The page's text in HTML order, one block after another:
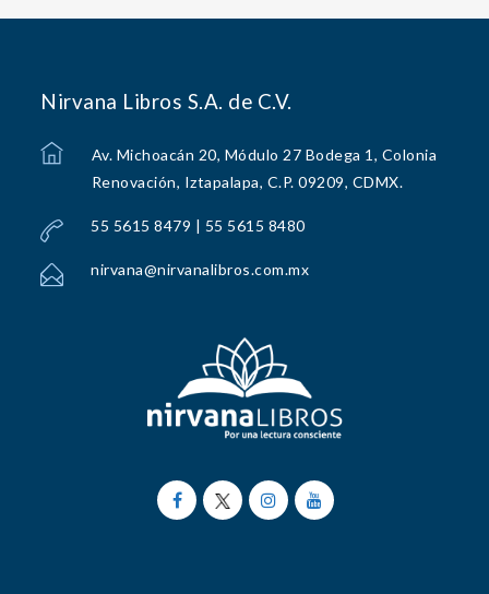
Nirvana Libros S.A. de C.V.
Av. Michoacán 20, Módulo 27 Bodega 1, Colonia
Renovación, Iztapalapa, C.P. 09209, CDMX.
55 5615 8479 | 55 5615 8480
nirvana@nirvanalibros.com.mx